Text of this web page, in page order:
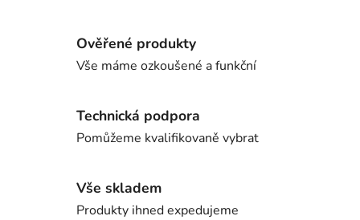
Ověřené produkty
Vše máme ozkoušené a funkční
Technická podpora
Pomůžeme kvalifikovaně vybrat
Vše skladem
Produkty ihned expedujeme